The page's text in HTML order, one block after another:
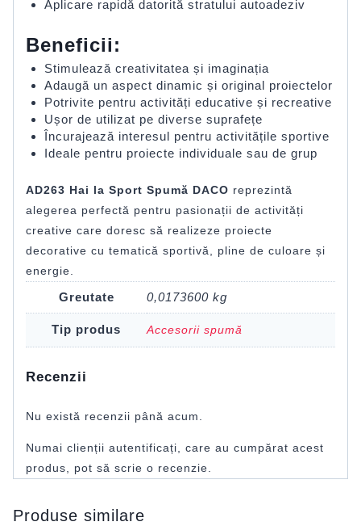
Aplicare rapidă datorită stratului autoadeziv
Beneficii:
Stimulează creativitatea și imaginația
Adaugă un aspect dinamic și original proiectelor
Potrivite pentru activități educative și recreative
Ușor de utilizat pe diverse suprafețe
Încurajează interesul pentru activitățile sportive
Ideale pentru proiecte individuale sau de grup
AD263 Hai la Sport Spumă DACO reprezintă
alegerea perfectă pentru pasionații de activități
creative care doresc să realizeze proiecte
decorative cu tematică sportivă, pline de culoare și
energie.
Greutate 0,0173600 kg
Tip produs Accesorii spumă
Recenzii
Nu există recenzii până acum.
Numai clienții autentificați, care au cumpărat acest
produs, pot să scrie o recenzie.
Produse similare